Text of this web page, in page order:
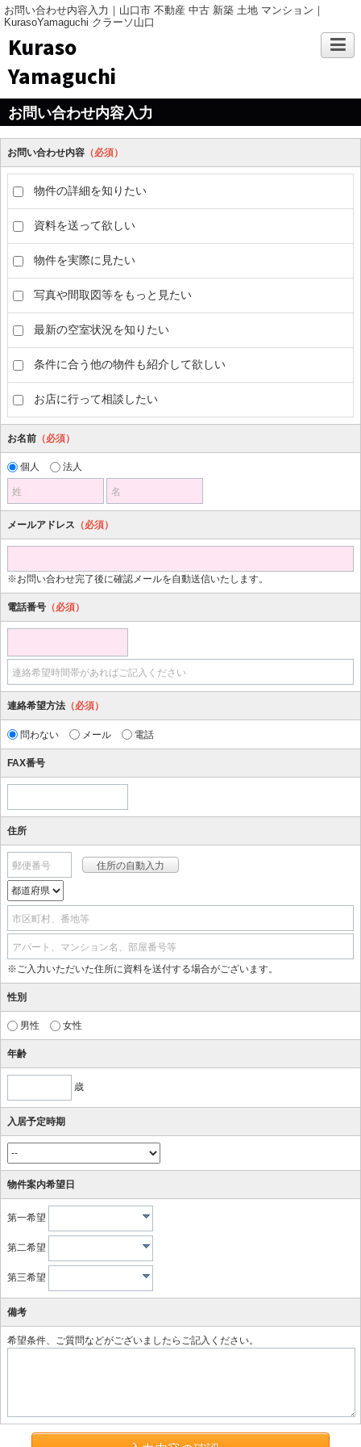
お問い合わせ内容入力｜山口市 不動産 中古 新築 土地 マンション｜
KurasoYamaguchi クラーソ山口
Kuraso
Yamaguchi
お問い合わせ内容入力
お問い合わせ内容 （必須）
物件の詳細を知りたい
資料を送って欲しい
物件を実際に見たい
写真や間取図等をもっと見たい
最新の空室状況を知りたい
条件に合う他の物件も紹介して欲しい
お店に行って相談したい
お名前 （必須）
個人 法人
姓 名
メールアドレス （必須）
※お問い合わせ完了後に確認メールを自動送信いたします。
電話番号 （必須）
連絡希望時間帯があればご記入ください
連絡希望方法 （必須）
問わない メール 電話
FAX番号
住所
郵便番号
市区町村、番地等
アパート、マンション名、部屋番号等
※ご入力いただいた住所に資料を送付する場合がございます。
性別
男性 女性
年齢
歳
入居予定時期
物件案内希望日
第一希望
第二希望
第三希望
備考
希望条件、ご質問などがございましたらご記入ください。